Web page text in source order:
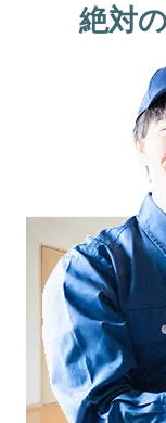
絶対